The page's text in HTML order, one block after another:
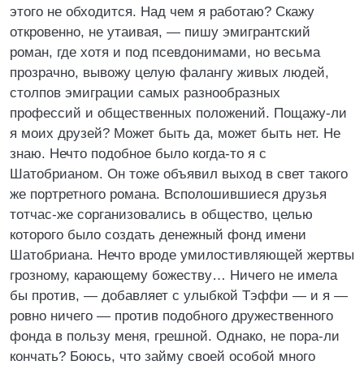
этого не обходится. Над чем я работаю? Скажу
откровенно, не утаивая, — пишу эмигрантский
роман, где хотя и под псевдонимами, но весьма
прозрачно, вывожу целую фалангу живых людей,
столпов эмиграции самых разнообразных
профессий и общественных положений. Пощажу-ли
я моих друзей? Может быть да, может быть нет. Не
знаю. Нечто подобное было когда-то я с
Шатобрианом. Он тоже объявил выход в свет такого
же портретного романа. Всполошившиеся друзья
тотчас-же сорганизовались в общество, целью
которого было создать денежный фонд имени
Шатобриана. Нечто вроде умилостивляющей жертвы
грозному, карающему божеству… Ничего не имела
бы против, — добавляет с улыбкой Тэффи — и я —
ровно ничего — против подобного дружественного
фонда в пользу меня, грешной. Однако, не пора-ли
кончать? Боюсь, что займу своей особой много